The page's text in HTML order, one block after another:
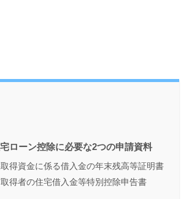
ローン控除に必要な2つの申請資料
得資金に係る借入金の年末残高等証明書
得者の住宅借入金等特別控除申告書